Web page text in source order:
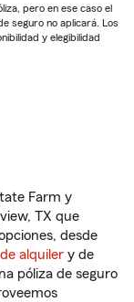
pero en ese caso el
seguro no aplicará. Los
y elegibilidad
Farm y
TX que
desde
alquiler y de
póliza de seguro